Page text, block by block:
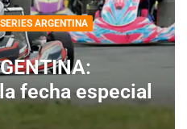
ARGENTINA
fecha especial